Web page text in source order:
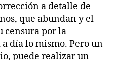
a detalle de
que abundan y el
censura por la
día lo mismo. Pero un
puede realizar un